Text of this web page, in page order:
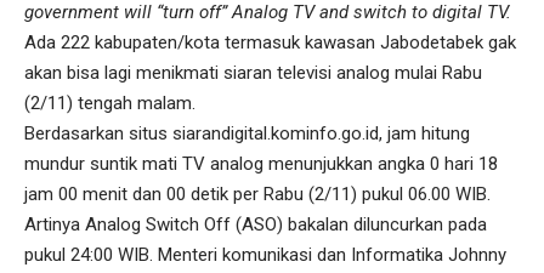
government will “turn off” Analog TV and switch to digital TV.
Ada 222 kabupaten/kota termasuk kawasan Jabodetabek gak
akan bisa lagi menikmati siaran televisi analog mulai Rabu
(2/11) tengah malam.
Berdasarkan situs siarandigital.kominfo.go.id, jam hitung
mundur suntik mati TV analog menunjukkan angka 0 hari 18
jam 00 menit dan 00 detik per Rabu (2/11) pukul 06.00 WIB.
Artinya Analog Switch Off (ASO) bakalan diluncurkan pada
pukul 24:00 WIB. Menteri komunikasi dan Informatika Johnny